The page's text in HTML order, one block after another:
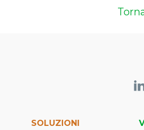
SOLUZIONI